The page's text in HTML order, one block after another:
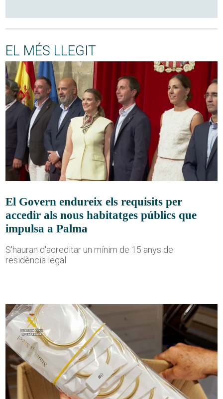
EL MÉS LLEGIT
El Govern endureix els requisits per
accedir als nous habitatges públics que
impulsa a Palma
S'hauran d'acreditar un mínim de 15 anys de
residència legal